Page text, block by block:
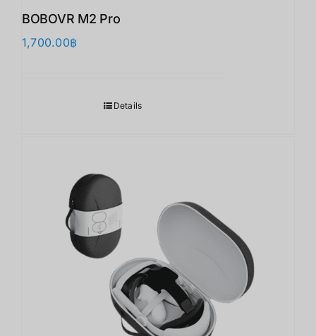
BOBOVR M2 Pro
1,700.00฿
Details